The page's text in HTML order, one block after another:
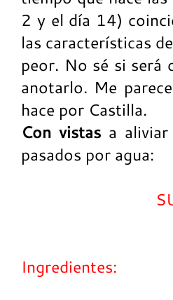
2 y el día 14)
las características
peor. No sé si será
anotarlo. Me
hace por Castilla.
Con vistas a
pasados por agua:
Ingredientes: